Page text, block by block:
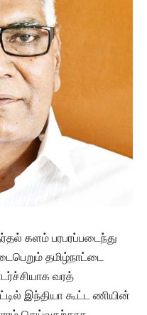
களம் பரபரப்படைந்து
தமிழ்நாட்டை
வரத்
இந்தியா கூட்ட ணியின்